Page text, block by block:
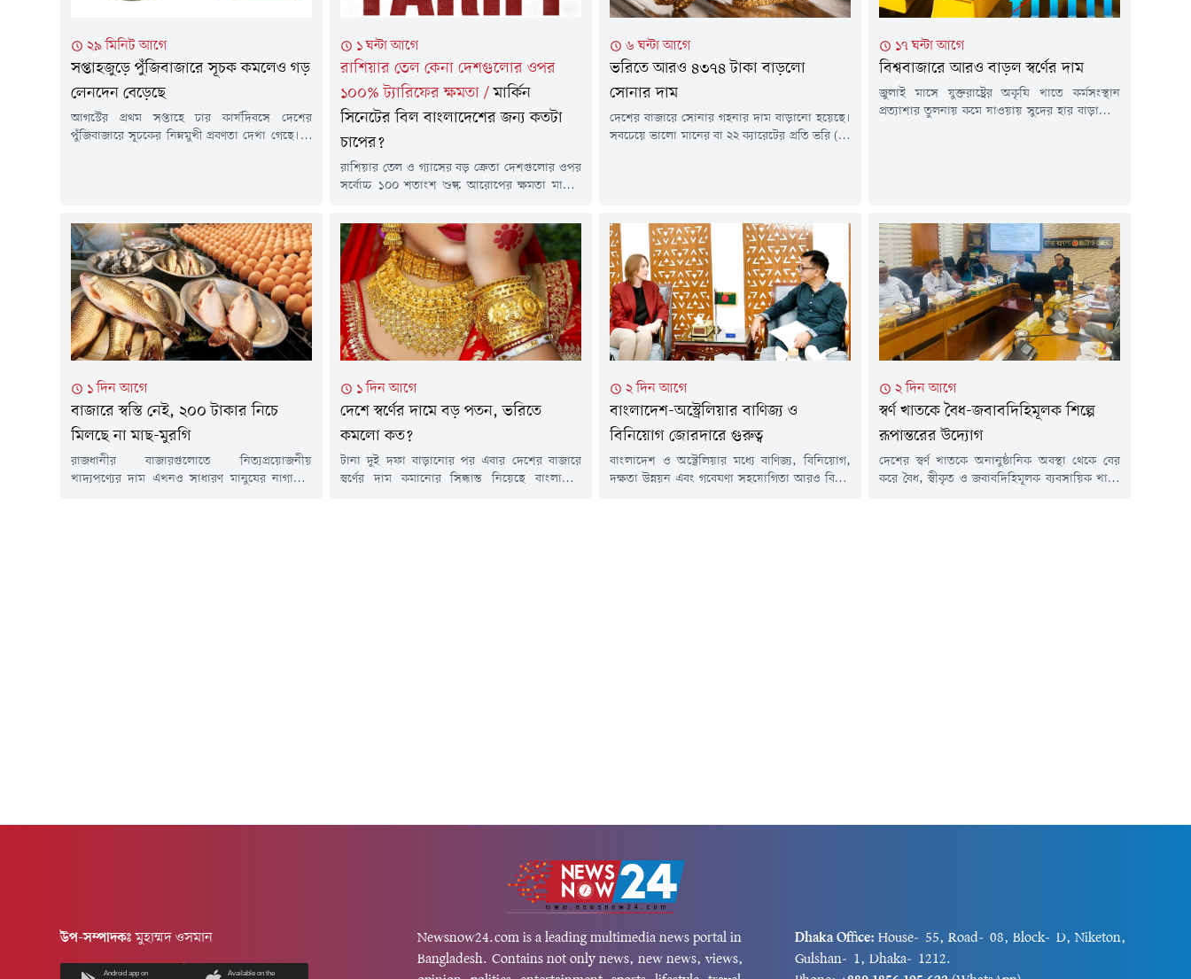
২৯ মিনিট আগে
সপ্তাহজুড়ে পুঁজিবাজারে সূচক কমলেও গড়
লেনদেন বেড়েছে
আগস্টের প্রথম সপ্তাহে চার কার্যদিবসে দেশের
পুঁজিবাজারে সূচকের নিম্নমুখী প্রবণতা দেখা গেছে। এ
ডিএসইতে গড় লেনদেনের পরিমাণ প্রায় ১২ শতাংশ
বেড়েছে। অন্যদিকে, দেশের...
১ ঘন্টা আগে
রাশিয়ার তেল কেনা দেশগুলোর ওপর
১০০% ট্যারিফের ক্ষমতা /মার্কিন
সিনেটের বিল বাংলাদেশের জন্য কতটা
চাপের?
রাশিয়ার তেল ও গ্যাসের বড় ক্রেতা দেশগুলোর ওপর
সর্বোচ্চ ১০০ শতাংশ শুল্ক আরোপের ক্ষমতা মার্কিন
করেছে যুক্তরাষ্ট্রের সিনেট। 'Lindsey O. Graham
Sanctioning Russia and Iran Act of 2026' নামের
বিলটি ৮৬-১১ ভোটে পাস হয়েছে।বিলটি এখনো
আইন হয়নি। এটি কার্যকর করতে হলে প্রথমে
মার্কিন...
৬ ঘন্টা আগে
ভরিতে আরও ৪৩৭৪ টাকা বাড়লো
সোনার দাম
দেশের বাজারে সোনার গহনার দাম বাড়ানো হয়েছে।
সবচেয়ে ভালো মানের বা ২২ ক্যারেটের প্রতি ভরি (১১
তেজাবী সোনার দাম...
১৭ ঘন্টা আগে
বিশ্ববাজারে আরও বাড়ল স্বর্ণের দাম
জুলাই মাসে যুক্তরাষ্ট্রের অকৃষি খাতে কর্মসংস্থান
প্রত্যাশার তুলনায় কমে যাওয়ায় সুদের হার বাড়ানোর
১ দিন আগে
বাজারে স্বস্তি নেই, ২০০ টাকার নিচে
মিলছে না মাছ-মুরগি
রাজধানীর বাজারগুলোতে নিত্যপ্রয়োজনীয়
খাদ্যপণ্যের দাম এখনও সাধারণ মানুষের নাগালের
১ দিন আগে
দেশে স্বর্ণের দামে বড় পতন, ভরিতে
কমলো কত?
টানা দুই দফা বাড়ানোর পর এবার দেশের বাজারে
স্বর্ণের দাম কমানোর সিদ্ধান্ত নিয়েছে বাংলাদেশ
২ দিন আগে
বাংলাদেশ-অস্ট্রেলিয়ার বাণিজ্য ও
বিনিয়োগ জোরদারে গুরুত্ব
বাংলাদেশ ও অস্ট্রেলিয়ার মধ্যে বাণিজ্য, বিনিয়োগ,
দক্ষতা উন্নয়ন এবং গবেষণা সহযোগিতা আরও বিস্তৃত
২ দিন আগে
স্বর্ণ খাতকে বৈধ-জবাবদিহিমূলক শিল্পে
রূপান্তরের উদ্যোগ
দেশের স্বর্ণ খাতকে অনানুষ্ঠানিক অবস্থা থেকে বের
করে বৈধ, স্বীকৃত ও জবাবদিহিমূলক ব্যবসায়িক খাতে
উপ-সম্পাদকঃমুহাম্মদ ওসমান
Android app on Available on the
Newsnow24.com is a leading multimedia news portal in
Bangladesh. Contains not only news, new news, views,
Dhaka Office: House-55, Road-08, Block-D, Niketon,
Gulshan-1, Dhaka-1212.